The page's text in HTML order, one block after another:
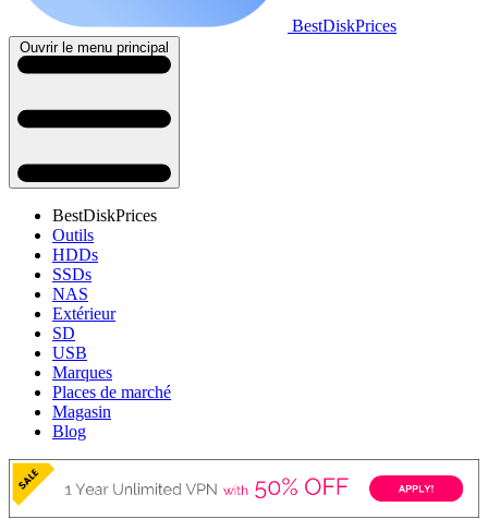
BestDiskPrices
Ouvrir le menu principal
BestDiskPrices
Outils
HDDs
SSDs
NAS
Extérieur
SD
USB
Marques
Places de marché
Magasin
Blog